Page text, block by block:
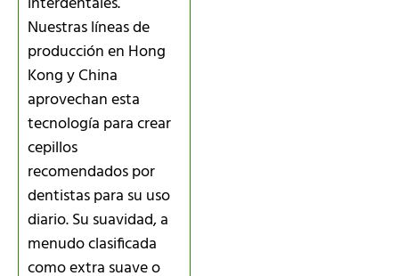
Nuestras líneas de
producción en Hong
Kong y China
aprovechan esta
tecnología para crear
cepillos
recomendados por
dentistas para su uso
diario. Su suavidad, a
menudo clasificada
como extra suave o